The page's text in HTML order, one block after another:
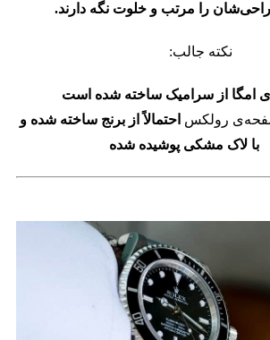
را مرتب و خلوت نگه دارند.
نکته جالب:
امگا از سرامیک ساخته شده است
رولکس احتمالاً از برنج ساخته شده و
با لاک مشکی پوشیده شده